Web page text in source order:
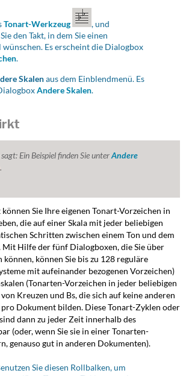
Tonart-Werkzeug
, und
den Takt, in dem Sie einen
Es erscheint die Dialogbox
.
Skalenaus dem Einblendmenü. Es
Andere Skalen.
Ein Beispiel finden Sie unterAndere
.
Sie Ihre eigenen Tonart-Vorzeichen in
die auf einer Skala mit jeder beliebigen
Schritten zwischen einem Ton und dem
Mit Hilfe der fünf Dialogboxen, die Sie über
können Sie bis zu 128 reguläre
mit aufeinander bezogenen Vorzeichen)
(Tonarten-Vorzeichen in jeder beliebigen
Kreuzen und Bs, die sich auf keine anderen
pro Dokument bilden. Diese Tonart-Zyklen oder
dann zu jeder Zeit innerhalb des
(oder, wenn Sie sie in einer Tonarten-
genauso gut in anderen Dokumenten).
Sie diesen Rollbalken, um